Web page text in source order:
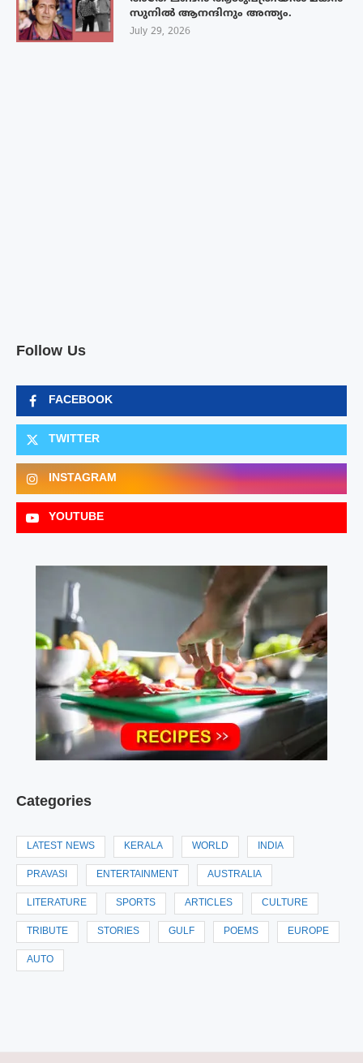
സുനിൽ ആനന്ദിനും അന്ത്യം.
July 29, 2026
Follow Us
FACEBOOK
TWITTER
INSTAGRAM
YOUTUBE
Categories
LATEST NEWS KERALA WORLD INDIA
PRAVASI ENTERTAINMENT AUSTRALIA
LITERATURE SPORTS ARTICLES CULTURE
TRIBUTE STORIES GULF POEMS EUROPE
AUTO